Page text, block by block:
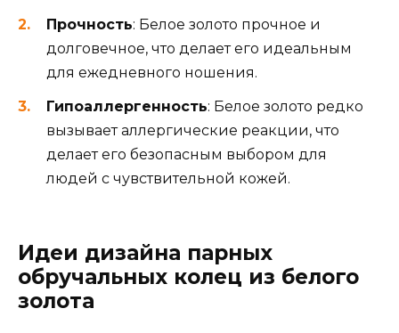
Прочность: Белое золото прочное и
долговечное, что делает его идеальным
для ежедневного ношения.
Гипоаллергенность: Белое золото редко
вызывает аллергические реакции, что
делает его безопасным выбором для
людей с чувствительной кожей.
Идеи дизайна парных
обручальных колец из белого
золота